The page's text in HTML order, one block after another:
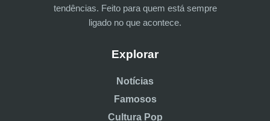
tendências. Feito para quem está sempre
ligado no que acontece.
Explorar
Notícias
Famosos
Cultura Pop